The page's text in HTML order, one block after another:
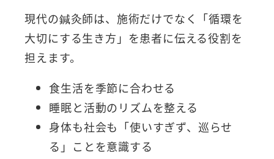
現代の鍼灸師は、施術だけでなく「循環を
大切にする生き方」を患者に伝える役割を
担えます。
食生活を季節に合わせる
睡眠と活動のリズムを整える
身体も社会も「使いすぎず、巡らせ
る」ことを意識する